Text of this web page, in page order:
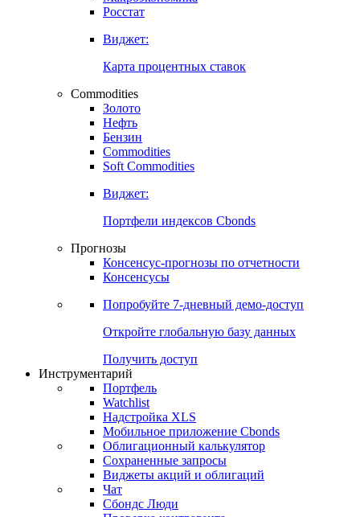
Росстат
Виджет:
Карта процентных ставок
Commodities
Золото
Нефть
Бензин
Commodities
Soft Commodities
Виджет:
Портфели индексов Cbonds
Прогнозы
Консенсус-прогнозы по отчетности
Консенсусы
Попробуйте 7-дневный демо-доступ
Откройте глобальную базу данных
Получить доступ
Инструментарий
Портфель
Watchlist
Надстройка XLS
Мобильное приложение Cbonds
Облигационный калькулятор
Сохраненные запросы
Виджеты акций и облигаций
Чат
Сбондс Люди